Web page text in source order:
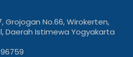
Grojogan No.66, Wirokerten,
Daerah Istimewa Yogyakarta